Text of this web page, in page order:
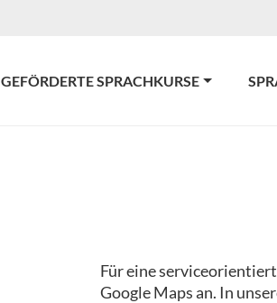
GEFÖRDERTE SPRACHKURSE
Für eine
Google Maps an. In